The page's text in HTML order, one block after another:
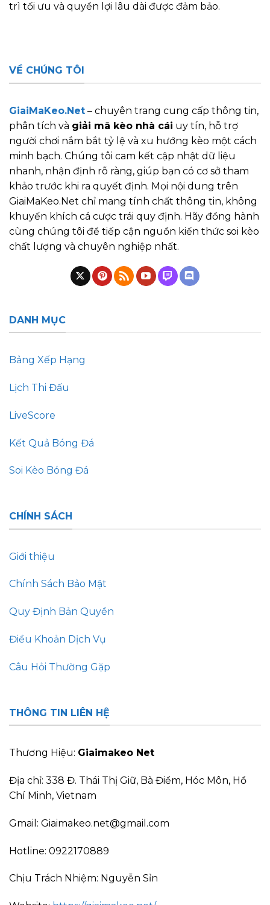
trì tối ưu và quyền lợi lâu dài được đảm bảo.
VỀ CHÚNG TÔI
GiaiMaKeo.Net – chuyên trang cung cấp thông tin,
phân tích và giải mã kèo nhà cái uy tín, hỗ trợ
người chơi nắm bắt tỷ lệ và xu hướng kèo một cách
minh bạch. Chúng tôi cam kết cập nhật dữ liệu
nhanh, nhận định rõ ràng, giúp bạn có cơ sở tham
khảo trước khi ra quyết định. Mọi nội dung trên
GiaiMaKeo.Net chỉ mang tính chất thông tin, không
khuyến khích cá cược trái quy định. Hãy đồng hành
cùng chúng tôi để tiếp cận nguồn kiến thức soi kèo
chất lượng và chuyên nghiệp nhất.
DANH MỤC
Bảng Xếp Hạng
Lịch Thi Đấu
LiveScore
Kết Quả Bóng Đá
Soi Kèo Bóng Đá
CHÍNH SÁCH
Giới thiệu
Chính Sách Bảo Mật
Quy Định Bản Quyền
Điều Khoản Dịch Vụ
Câu Hỏi Thường Gặp
THÔNG TIN LIÊN HỆ
Thương Hiệu: Giaimakeo Net
Địa chỉ: 338 Đ. Thái Thị Giữ, Bà Điểm, Hóc Môn, Hồ
Chí Minh, Vietnam
Gmail: Giaimakeo.net@gmail.com
Hotline: 0922170889
Chịu Trách Nhiệm: Nguyễn Sỉn